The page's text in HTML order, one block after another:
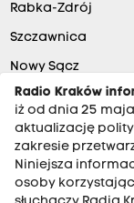
Rabka-Zdrój
Szczawnica
Nowy Sącz
Radio Kraków
iż od dnia 25
aktualizację
zakresie
Niniejsza
osoby